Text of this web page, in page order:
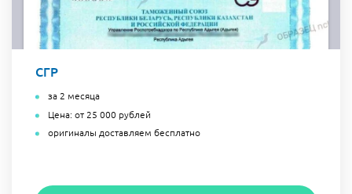
СГР
за 2 месяца
Цена: от 25 000 рублей
оригиналы доставляем бесплатно